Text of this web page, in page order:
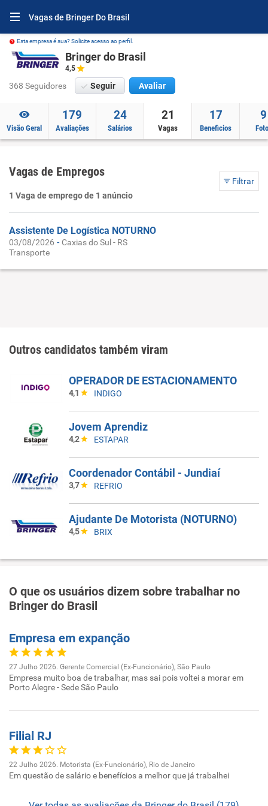
Vagas de Bringer Do Brasil
Esta empresa é sua? Solicite acesso ao perfil.
Bringer do Brasil
4,5
368 Seguidores Seguir Avaliar
Visão Geral
179
Avaliações
24
Salários
21
Vagas
17
Beneficios
9
Vagas de Empregos
Filtrar
1 Vaga de emprego de 1 anúncio
Assistente De Logística NOTURNO
03/08/2026 - Caxias do Sul - RS
Transporte
Outros candidatos também viram
OPERADOR DE ESTACIONAMENTO
4,1 INDIGO
Jovem Aprendiz
4,2 ESTAPAR
Coordenador Contábil - Jundiaí
3,7 REFRIO
Ajudante De Motorista (NOTURNO)
4,5 BRIX
O que os usuários dizem sobre trabalhar no
Bringer do Brasil
Empresa em expanção
27 Julho 2026. Gerente Comercial (Ex-Funcionário), São Paulo
Empresa muito boa de trabalhar, mas sai pois voltei a morar em
Porto Alegre - Sede São Paulo
Filial RJ
22 Julho 2026. Motorista (Ex-Funcionário), Rio de Janeiro
Em questão de salário e benefícios a melhor que já trabalhei